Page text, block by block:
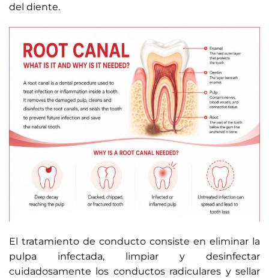
del diente.
El tratamiento de conducto consiste en eliminar la
pulpa infectada, limpiar y desinfectar
cuidadosamente los conductos radiculares y sellar